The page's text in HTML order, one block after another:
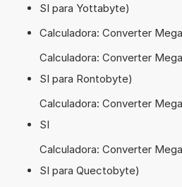
SI para Yottabyte)
Calculadora: Converter
Calculadora: Converter
SI para Rontobyte)
Calculadora: Converter
SI
Calculadora: Converter
SI para Quectobyte)